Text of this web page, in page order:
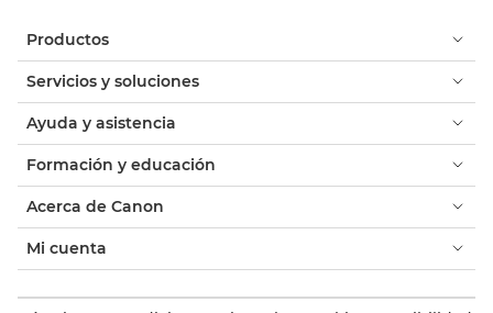
Productos
Servicios y soluciones
Ayuda y asistencia
Formación y educación
Acerca de Canon
Mi cuenta